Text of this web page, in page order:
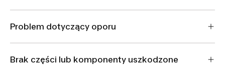
Problem dotyczący oporu
Brak części lub komponenty uszkodzone